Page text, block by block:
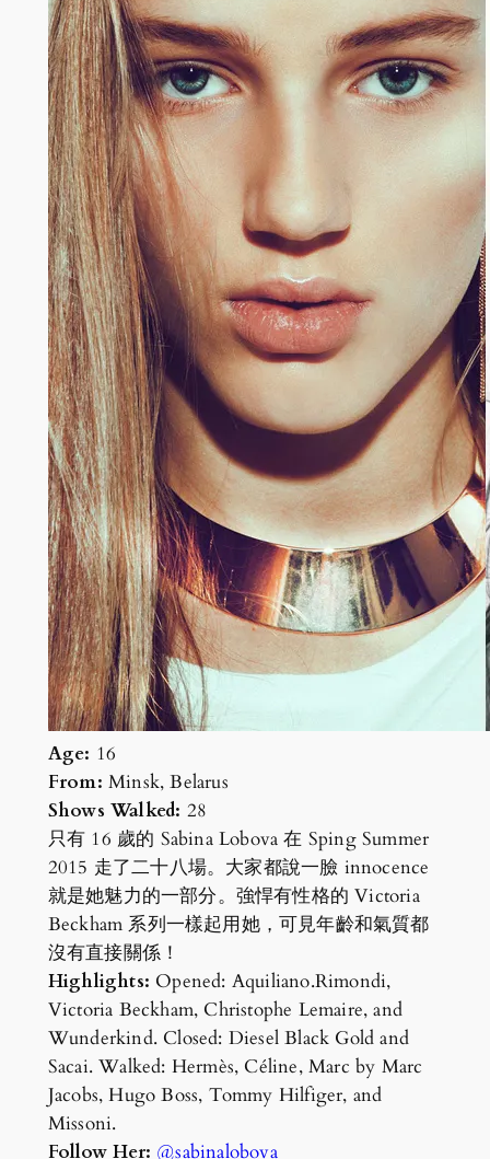
Age: 16
From: Minsk, Belarus
Shows Walked: 28
只有 16 歲的 Sabina Lobova 在 Sping Summer
2015 走了二十八場。大家都說一臉 innocence
就是她魅力的一部分。強悍有性格的 Victoria
Beckham 系列一樣起用她，可見年齡和氣質都
沒有直接關係！
Highlights: Opened: Aquiliano.Rimondi,
Victoria Beckham, Christophe Lemaire, and
Wunderkind. Closed: Diesel Black Gold and
Sacai. Walked: Hermès, Céline, Marc by Marc
Jacobs, Hugo Boss, Tommy Hilfiger, and
Missoni.
Follow Her: @sabinalobova